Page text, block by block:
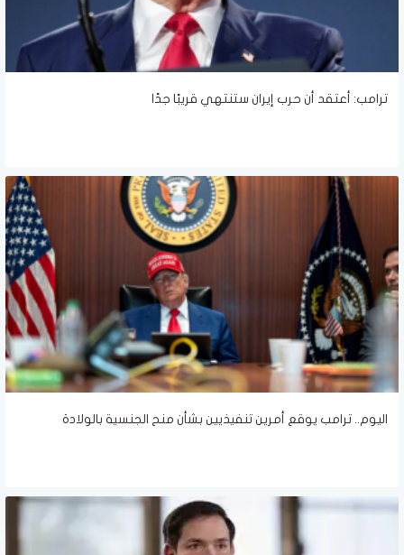
ترامب: أعتقد أن حرب إيران ستنتهي قريبًا جدًا
اليوم.. ترامب يوقع أمرين تنفيذيين بشأن منح الجنسية بالولادة